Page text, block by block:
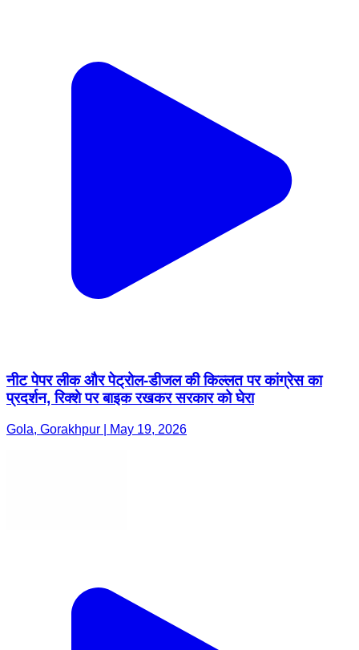
नीट पेपर लीक और पेट्रोल-डीजल की किल्लत पर कांग्रेस का
प्रदर्शन, रिक्शे पर बाइक रखकर सरकार को घेरा
Gola, Gorakhpur | May 19, 2026